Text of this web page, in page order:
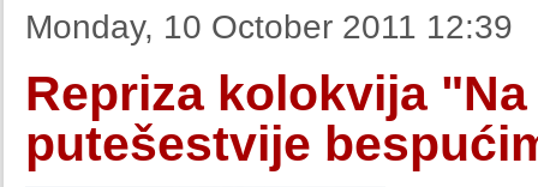
Monday, 10 October 2011 12:39
Repriza kolokvija
putešestvije